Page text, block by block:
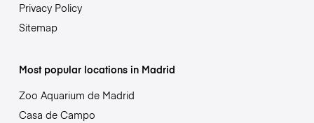
Privacy Policy
Sitemap
Most popular locations in Madrid
Zoo Aquarium de Madrid
Casa de Campo